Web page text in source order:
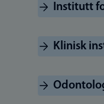
Institutt
Klinisk